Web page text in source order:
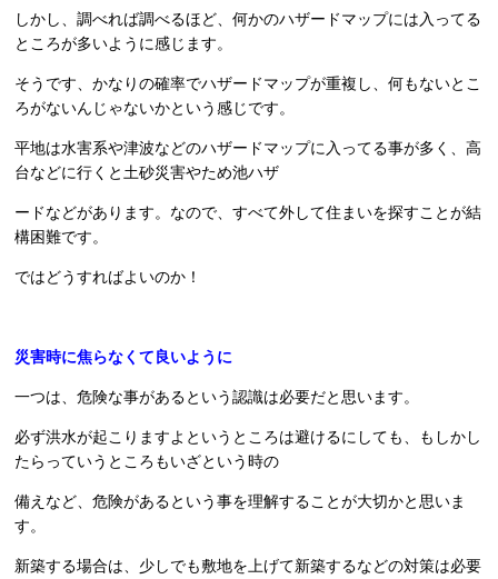
しかし、調べれば調べるほど、何かのハザードマップには入ってる
ところが多いように感じます。
そうです、かなりの確率でハザードマップが重複し、何もないとこ
ろがないんじゃないかという感じです。
平地は水害系や津波などのハザードマップに入ってる事が多く、高
台などに行くと土砂災害やため池ハザ
ードなどがあります。なので、すべて外して住まいを探すことが結
構困難です。
ではどうすればよいのか！
災害時に焦らなくて良いように
一つは、危険な事があるという認識は必要だと思います。
必ず洪水が起こりますよというところは避けるにしても、もしかし
たらっていうところもいざという時の
備えなど、危険があるという事を理解することが大切かと思いま
す。
新築する場合は、少しでも敷地を上げて新築するなどの対策は必要